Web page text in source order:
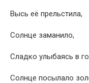
Высь её прельстила,
Солнце заманило,
Сладко улыбаясь в
Солнце посылало